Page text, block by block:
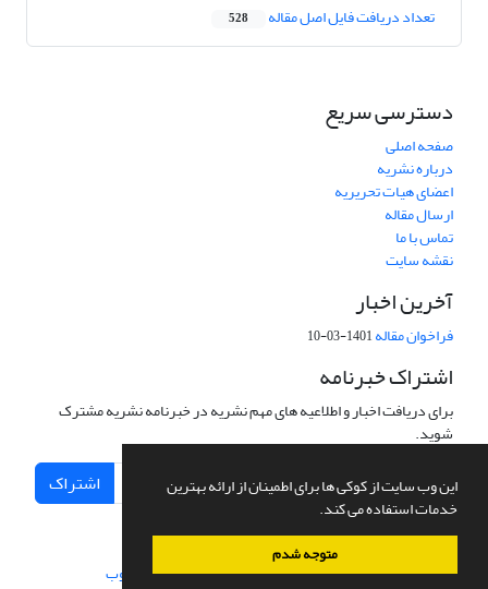
این وب سایت از کوکی ها برای اطمینان از ارائه بهترین
خدمات استفاده می کند.
متوجه شدم
تعداد دریافت فایل اصل مقاله 528
دسترسی سریع
صفحه اصلی
درباره نشریه
اعضای هیات تحریریه
ارسال مقاله
تماس با ما
نقشه سایت
آخرین اخبار
فراخوان مقاله1401-03-10
اشتراک خبرنامه
برای دریافت اخبار و اطلاعیه های مهم نشریه در خبرنامه نشریه مشترک
شوید.
اشتراک
سامانه مدیریت نشریات علمی.طراحی و پیاده سازی از سیناوب